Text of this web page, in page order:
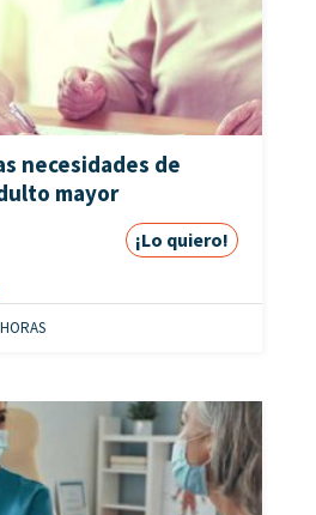
necesidades de
mayor
¡Lo quiero!